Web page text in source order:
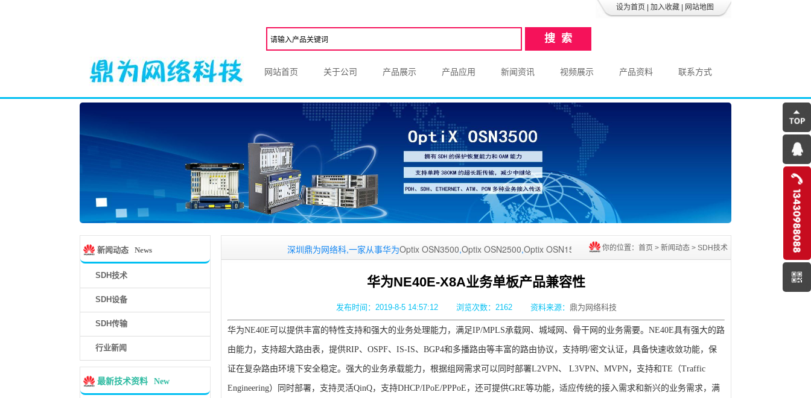
设为首页 加入收藏 网站地图
网站首页 关于公司 产品展示 产品应用 新闻资讯 视频展示 产品资料 联系方式
新闻动态 News
SDH技术
SDH设备
SDH传输
行业新闻
最新技术资料 New
深圳鼎为网络科,一家从事华为Optix OSN3500,Optix OSN2500,Optix OSN1500设备销售的公司,致力于对超长距离及多业务数据传送网络需求的客
你的位置： 首页 > 新闻动态 > SDH技术
华为NE40E-X8A业务单板产品兼容性
发布时间：2019-8-5 14:57:12 浏览次数： 2162 资料来源： 鼎为网络科技
华为NE40E可以提供丰富的特性支持和强大的业务处理能力，满足IP/MPLS承载网、城域网、骨干网的业务需要。NE40E具有强大的路
由能力，支持超大路由表，提供RIP、OSPF、IS-IS、BGP4和多播路由等丰富的路由协议，支持明/密文认证，具备快速收敛功能，保
证在复杂路由环境下安全稳定。强大的业务承载能力，根据组网需求可以同时部署L2VPN、 L3VPN、MVPN，支持和TE（Traffic
Engineering）同时部署，支持灵活QinQ，支持DHCP/IPoE/PPPoE，还可提供GRE等功能，适应传统的接入需求和新兴的业务需求，满